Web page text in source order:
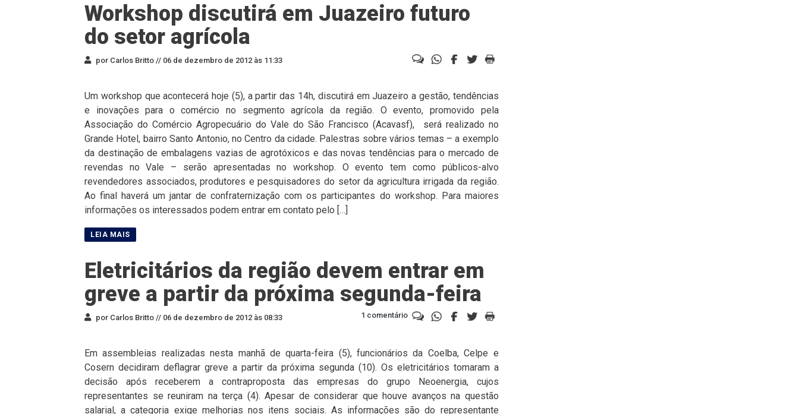
Workshop discutirá em Juazeiro futuro
do setor agrícola
por Carlos Britto // 06 de dezembro de 2012 às 11:33
Um workshop que acontecerá hoje (5), a partir das 14h, discutirá em Juazeiro a gestão, tendências
e inovações para o comércio no segmento agrícola da região. O evento, promovido pela
Associação do Comércio Agropecuário do Vale do São Francisco (Acavasf), será realizado no
Grande Hotel, bairro Santo Antonio, no Centro da cidade. Palestras sobre vários temas – a exemplo
da destinação de embalagens vazias de agrotóxicos e das novas tendências para o mercado de
revendas no Vale – serão apresentadas no workshop. O evento tem como públicos-alvo
revendedores associados, produtores e pesquisadores do setor da agricultura irrigada da região.
Ao final haverá um jantar de confraternização com os participantes do workshop. Para maiores
informações os interessados podem entrar em contato pelo […]
Eletricitários da região devem entrar em
greve a partir da próxima segunda-feira
por Carlos Britto // 06 de dezembro de 2012 às 08:33 1 comentário
Em assembleias realizadas nesta manhã de quarta-feira (5), funcionários da Coelba, Celpe e
Cosern decidiram deflagrar greve a partir da próxima segunda (10). Os eletricitários tomaram a
decisão após receberem a contraproposta das empresas do grupo Neoenergia, cujos
representantes se reuniram na terça (4). Apesar de considerar que houve avanços na questão
salarial, a categoria exige melhorias nos itens sociais. As informações são do representante